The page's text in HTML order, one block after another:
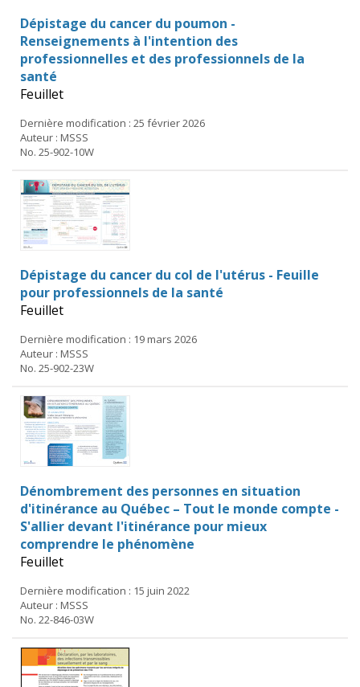
Dépistage du cancer du poumon -
Renseignements à l'intention des
professionnelles et des professionnels de la
santé
Feuillet
Dernière modification : 25 février 2026
Auteur : MSSS
No. 25-902-10W
Dépistage du cancer du col de l'utérus - Feuille
pour professionnels de la santé
Feuillet
Dernière modification : 19 mars 2026
Auteur : MSSS
No. 25-902-23W
Dénombrement des personnes en situation
d'itinérance au Québec – Tout le monde compte -
S'allier devant l'itinérance pour mieux
comprendre le phénomène
Feuillet
Dernière modification : 15 juin 2022
Auteur : MSSS
No. 22-846-03W